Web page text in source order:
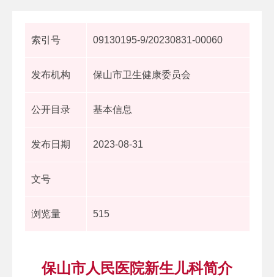
索引号 09130195-9/20230831-00060
发布机构 保山市卫生健康委员会
公开目录 基本信息
发布日期 2023-08-31
文号
浏览量 515
保山市人民医院新生儿科简介